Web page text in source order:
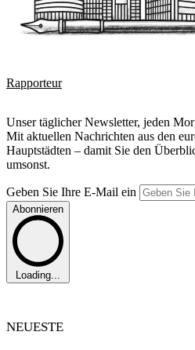
Rapporteur
Unser täglicher Newsletter, jeden
Mit aktuellen Nachrichten aus den
Hauptstädten – damit Sie den
umsonst.
Geben Sie Ihre E-Mail ein
Abonnieren
Loading...
NEUESTE